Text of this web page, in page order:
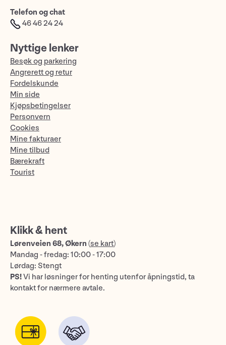
Telefon og chat
46 46 24 24
Nyttige lenker
Besøk og parkering
Angrerett og retur
Fordelskunde
Min side
Kjøpsbetingelser
Personvern
Cookies
Mine fakturaer
Mine tilbud
Bærekraft
Tourist
Klikk & hent
Lørenveien 68, Økern (se kart)
Mandag - fredag: 10:00 - 17:00
Lørdag: Stengt
PS!Vi har løsninger for henting utenfor åpningstid, ta
kontakt for nærmere avtale.